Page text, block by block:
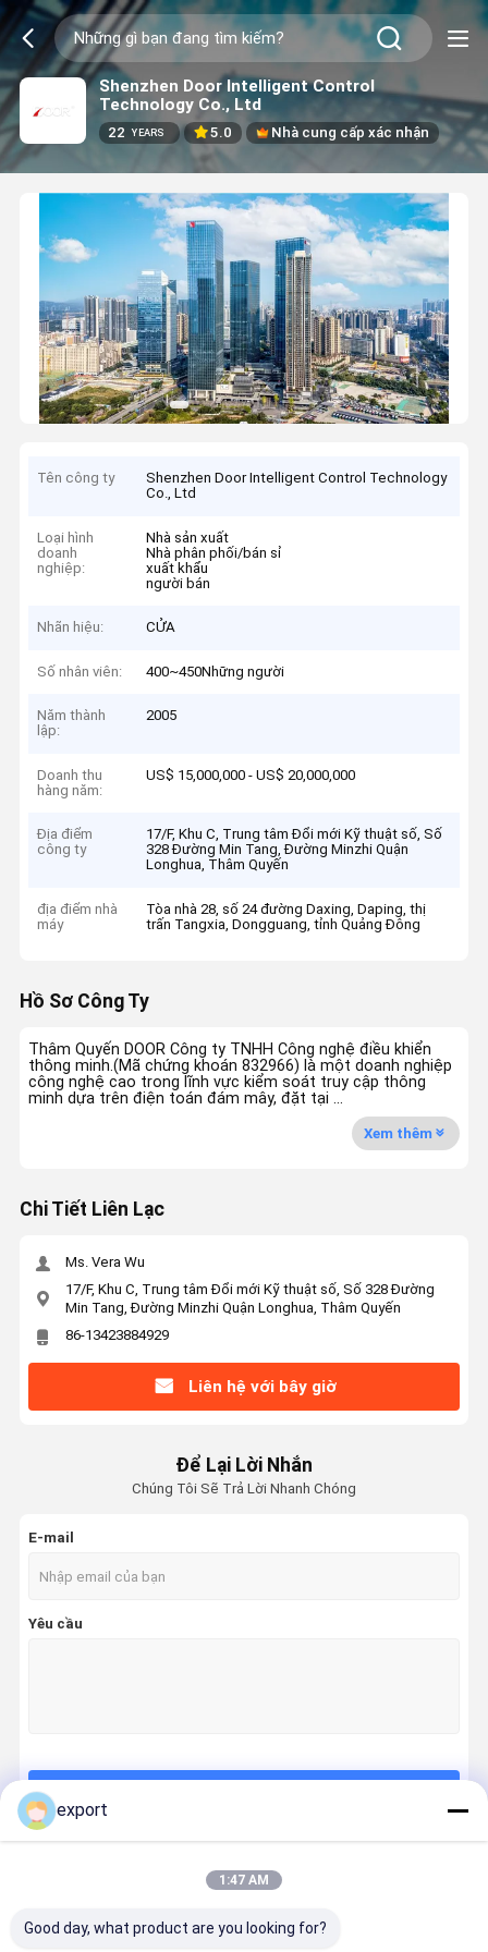
Shenzhen Door Intelligent Control
Technology Co., Ltd
22 YEARS 5.0 Nhà cung cấp xác nhận
Tên công ty
Shenzhen Door Intelligent Control Technology
Co., Ltd
Loại hình
doanh
nghiệp:
Nhà sản xuất
Nhà phân phối/bán sỉ
xuất khẩu
người bán
Nhãn hiệu: CỬA
Số nhân viên: 400~450Những người
Năm thành
lập:
2005
Doanh thu
hàng năm:
US$ 15,000,000 - US$ 20,000,000
Địa điểm
công ty
17/F, Khu C, Trung tâm Đổi mới Kỹ thuật số, Số
328 Đường Min Tang, Đường Minzhi Quận
Longhua, Thâm Quyến
địa điểm nhà
máy
Tòa nhà 28, số 24 đường Daxing, Daping, thị
trấn Tangxia, Dongguang, tỉnh Quảng Đông
Hồ Sơ Công Ty
Thâm Quyến DOOR Công ty TNHH Công nghệ điều khiển
thông minh.(Mã chứng khoán 832966) là một doanh nghiệp
công nghệ cao trong lĩnh vực kiểm soát truy cập thông
minh dựa trên điện toán đám mây, đặt tại ...
Xem thêm
Chi Tiết Liên Lạc
Ms. Vera Wu
17/F, Khu C, Trung tâm Đổi mới Kỹ thuật số, Số 328 Đường
Min Tang, Đường Minzhi Quận Longhua, Thâm Quyến
86-13423884929
Liên hệ với bây giờ
Để Lại Lời Nhắn
Chúng Tôi Sẽ Trả Lời Nhanh Chóng
E-mail
Yêu cầu
Danh Mục Của Chúng Tôi
export
1:47 AM
Good day, what product are you looking for?